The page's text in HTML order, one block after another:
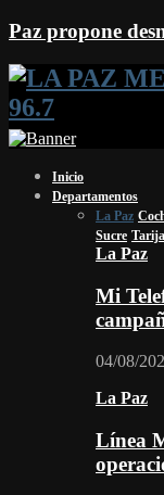
Paz propone
Facebook
Twitter
Instagram
Youtube
Email
Twitch
Whatsapp
Inicio
Departamentos
La Paz
Sucre Tarija
La Paz
Mi
04/08/
La Paz
Línea